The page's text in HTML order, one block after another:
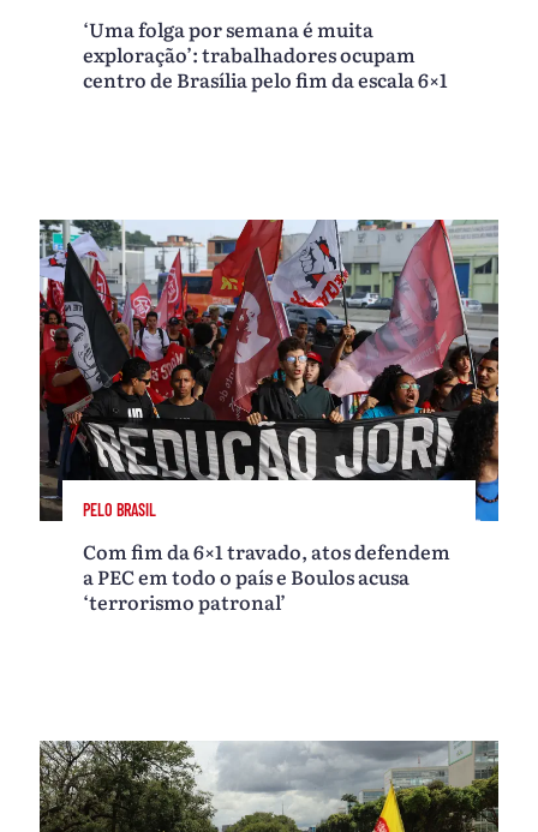
‘Uma folga por semana é muita
exploração’: trabalhadores ocupam
centro de Brasília pelo fim da escala 6×1
PELO BRASIL
Com fim da 6×1 travado, atos defendem
a PEC em todo o país e Boulos acusa
‘terrorismo patronal’